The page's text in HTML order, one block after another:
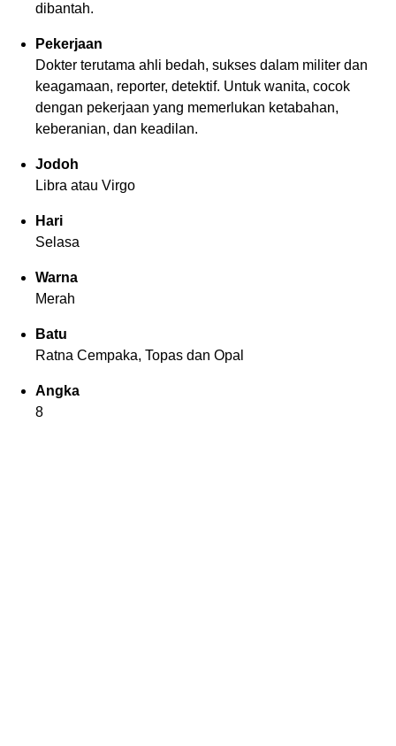
dibantah.
Pekerjaan
Dokter terutama ahli bedah, sukses dalam militer dan
keagamaan, reporter, detektif. Untuk wanita, cocok
dengan pekerjaan yang memerlukan ketabahan,
keberanian, dan keadilan.
Jodoh
Libra atau Virgo
Hari
Selasa
Warna
Merah
Batu
Ratna Cempaka, Topas dan Opal
Angka
8